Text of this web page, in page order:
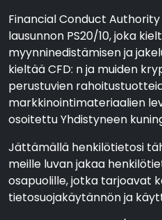
Financial Conduct
lausunnon PS20/10, joka
myynninedistämisen ja
kieltää CFD: n ja muiden
perustuvien
markkinointimateriaalien
osoitettu Yhdistyneen
Jättämällä henkilötietosi
meille luvan jakaa
osapuolille, jotka tarjoavat
tietosuojakäytännön ja